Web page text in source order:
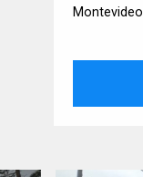
Montevideo